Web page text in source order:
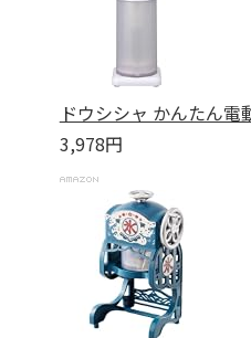
ドウシシャ かんたん電
3,978円